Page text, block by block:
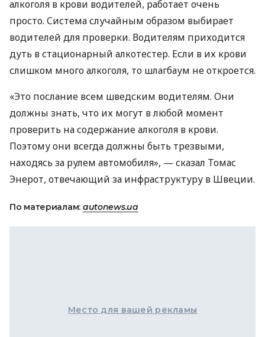
алкоголя в крови водителей, работает очень
просто. Система случайным образом выбирает
водителей для проверки. Водителям приходится
дуть в стационарный алкотестер. Если в их крови
слишком много алкоголя, то шлагбаум не откроется.
«Это послание всем шведским водителям. Они
должны знать, что их могут в любой момент
проверить на содержание алкоголя в крови.
Поэтому они всегда должны быть трезвыми,
находясь за рулем автомобиля», — сказал Томас
Энерот, отвечающий за инфраструктуру в Швеции.
По материалам: autonews.ua
Место для вашей рекламы